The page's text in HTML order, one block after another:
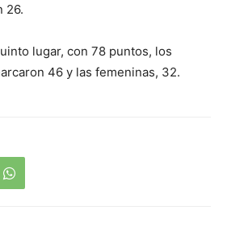
26.
lugar, con 78 puntos, los
46 y las femeninas, 32.